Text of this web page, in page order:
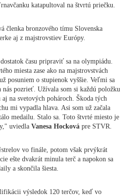
katapultoval na štvrtú priečku.
členka bronzového tímu Slovenska
aj z majstrovstiev Európy.
času pripraviť sa na olympiádu.
miesta zase ako na majstrovstvách
posuniem o stupienok vyššie. Veľmi sa
pozrieť. Užívala som si každú položku
na svetových pohároch. Škoda tých
mi vypadla hlava. Asi som už začala
medailu. Stalo sa. Toto štvrté miesto je
uviedla Vanesa Hocková pre STVR.
vo finále, potom však prvýkrát
ešte dvakrát minula terč a napokon sa
a skončila šiesta.
výsledok 120 terčov, keď vo